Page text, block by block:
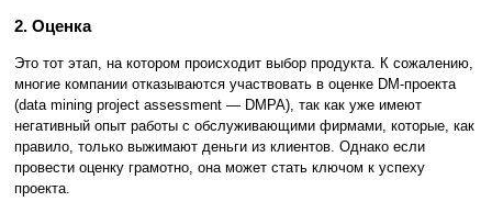
2. Оценка
Это тот этап, на котором происходит выбор продукта. К сожалению,
многие компании отказываются участвовать в оценке DM-проекта
(data mining project assessment — DMPA), так как уже имеют
негативный опыт работы с обслуживающими фирмами, которые, как
правило, только выжимают деньги из клиентов. Однако если
провести оценку грамотно, она может стать ключом к успеху
проекта.